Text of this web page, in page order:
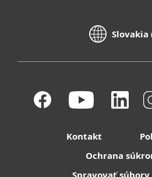
Slovakia
Kontakt
Ochrana
Spravovať súbory